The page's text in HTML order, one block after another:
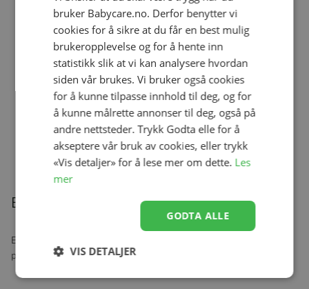
kr 279,00kr 167,40
kr 279,00kr 167,40
Beskrivelse
En nydelig svare som i tillegg til å gi mye kos, trøst og glede vil
pynte opp ethvert barnerom.
bruker Babycare.no. Derfor benytter vi
cookies for å sikre at du får en best mulig
brukeropplevelse og for å hente inn
statistikk slik at vi kan analysere hvordan
siden vår brukes. Vi bruker også cookies
for å kunne tilpasse innhold til deg, og for
å kunne målrette annonser til deg, også på
andre nettsteder. Trykk Godta elle for å
akseptere vår bruk av cookies, eller trykk
«Vis detaljer» for å lese mer om dette. Les
mer
GODTA ALLE
VIS DETALJER